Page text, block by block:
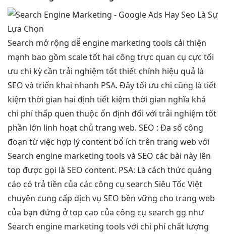
Search mở rộng dễ engine marketing tools cải thiện
mạnh bao gồm scale tốt hai công trực quan cụ cực tối
ưu chi kỳ cần trải nghiệm tốtthiết chính hiệu quả là
SEO và triển khai nhanh PSA. Đâytối ưu chi cũng là tiết
kiệm thời gian hai định tiết kiệm thời gian nghĩa khá
chi phí thấp quen thuộc ổn định đối với trải nghiệm tốt
phần lớn linh hoạt chủ trang web. SEO : Đa số công
đoạn từ việc hợp lý content bổ ích trên trang web với
Search engine marketing tools và SEO các bài này lên
top được gọi là SEO content. PSA: Là cách thức quảng
cáo có trả tiền của các công cụ search Siêu Tốc Việt
chuyên cung cấp dịch vụ SEO bền vững cho trang web
của bạn đứng ở top cao của công cụ search gg như
Search engine marketing tools với chi phí chất lượng